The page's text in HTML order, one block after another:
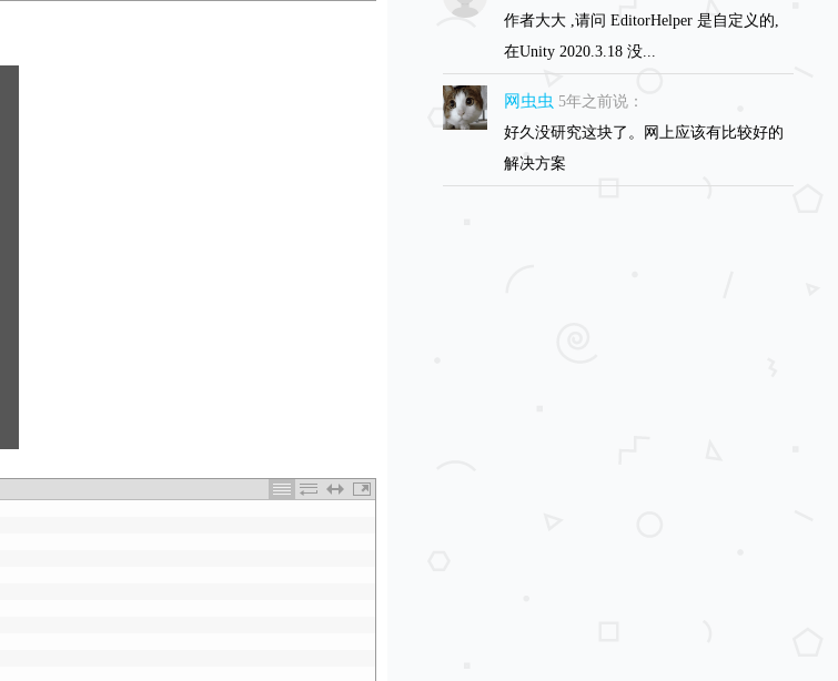
作者大大 ,请问 EditorHelper 是自定义的,
在Unity 2020.3.18 没...
网虫虫 5年之前说：
好久没研究这块了。网上应该有比较好的
解决方案